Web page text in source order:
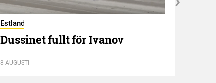
Estland
Dussinet fullt för Ivanov
8 AUGUSTI